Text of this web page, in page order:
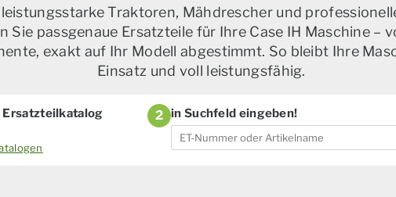
Traktoren, Mähdrescher und
Sie passgenaue Ersatzteile für Ihre Case IH Maschine –
exakt auf Ihr Modell abgestimmt. So bleibt Ihre
Einsatz und voll leistungsfähig.
2 in Suchfeld eingeben!